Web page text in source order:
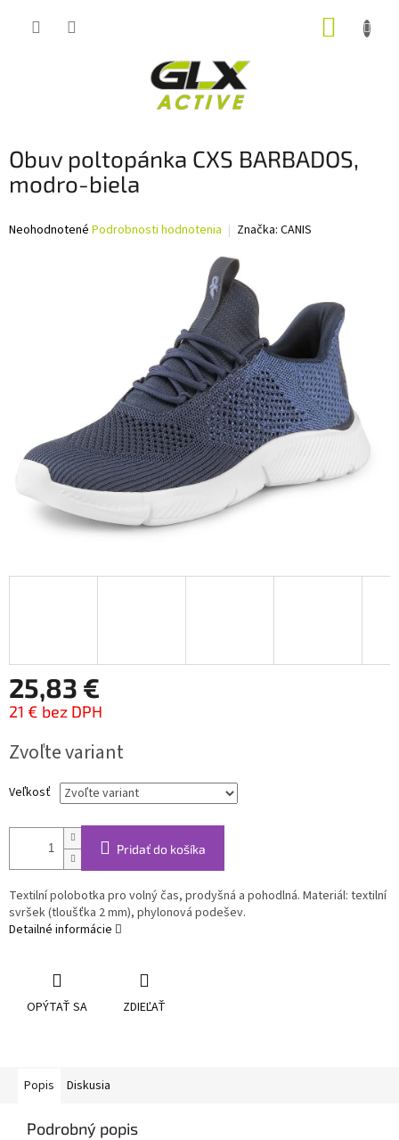
Obuv poltopánka CXS BARBADOS,
modro-biela
Priemerné
Neohodnotené Podrobnosti hodnotenia Značka: CANIS
25,83 €
21 € bez DPH
cena:
Zvoľte variant
Veľkosť
Pridať do košíka
Textilní polobotka pro volný čas, prodyšná a pohodlná. Materiál: textilní
svršek (tloušťka 2 mm), phylonová podešev.
Detailné informácie
OPÝTAŤ SA ZDIEĽAŤ
Popis Diskusia
Podrobný popis